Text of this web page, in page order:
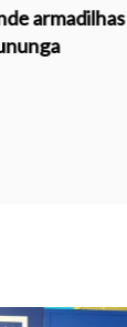
armadilhas